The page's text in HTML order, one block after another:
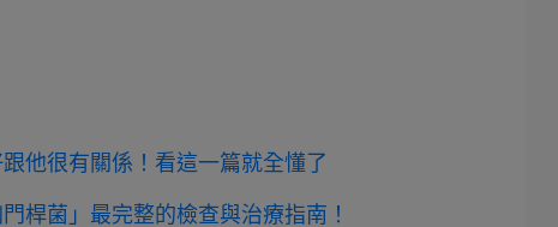
他很有關係！看這一篇就全懂了
桿菌」最完整的檢查與治療指南！